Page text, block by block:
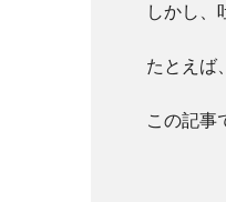
しかし、
たとえば
この記事